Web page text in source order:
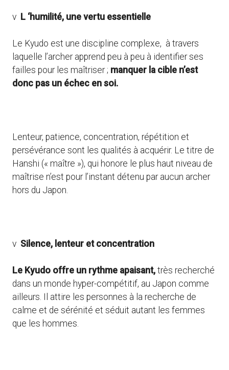
v L ‘humilité, une vertu essentielle
Le Kyudo est une discipline complexe, à travers
laquelle l’archer apprend peu à peu à identifier ses
failles pour les maîtriser ; manquer la cible n’est
donc pas un échec en soi.
Lenteur, patience, concentration, répétition et
persévérance sont les qualités à acquérir. Le titre de
Hanshi (« maître »), qui honore le plus haut niveau de
maîtrise n’est pour l’instant détenu par aucun archer
hors du Japon.
v Silence, lenteur et concentration
Le Kyudo offre un rythme apaisant, très recherché
dans un monde hyper-compétitif, au Japon comme
ailleurs. Il attire les personnes à la recherche de
calme et de sérénité et séduit autant les femmes
que les hommes.